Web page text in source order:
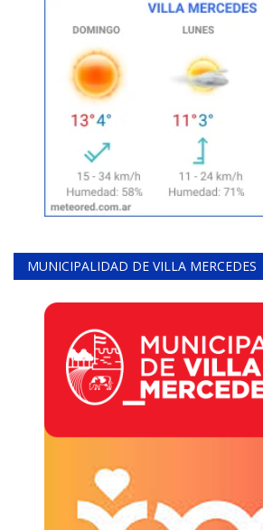
MUNICIPALIDAD DE VILLA MERCEDES